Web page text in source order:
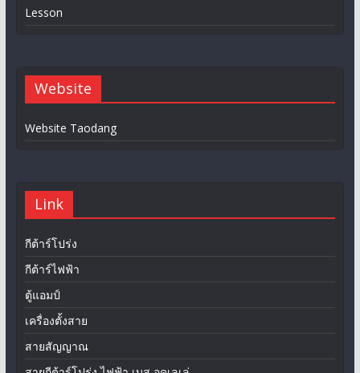
Lesson
Website
Website Taodang
Link
กีต้าร์โปร่ง
กีต้าร์ไฟฟ้า
ตู้แอมป์
เครื่องตั้งสาย
สายสัญญาณ